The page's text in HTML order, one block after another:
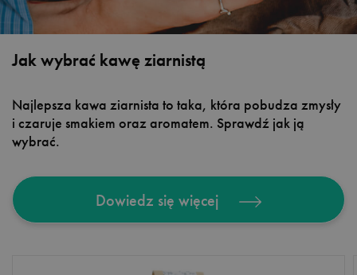
Jak wybrać kawę ziarnistą
Najlepsza kawa ziarnista to taka, która pobudza zmysły
i czaruje smakiem oraz aromatem. Sprawdź jak ją
wybrać.
Dowiedz się więcej